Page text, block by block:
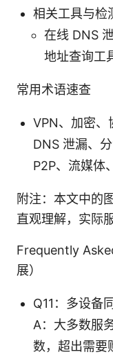
相关工具与检
在线 DNS
地址查询工
常用术语速查
VPN、加密、
DNS 泄漏、
P2P、流媒体
附注：本文中的
直观理解，实际
Frequently
展）
Q11：多设备
A：大多数服
数，超出需要